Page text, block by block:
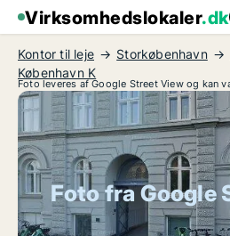
Virksomhedslokaler.dk
Kontor til leje Storkøbenhavn
København K
Foto leveres af Google Street View og kan
Foto fra Google